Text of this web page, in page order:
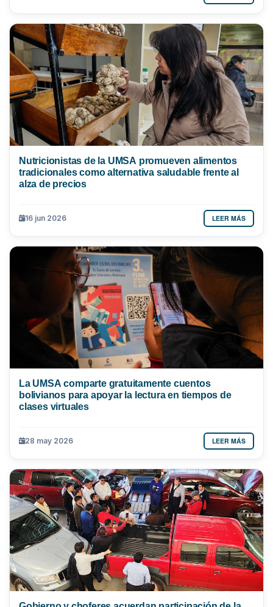
Nutricionistas de la UMSA promueven alimentos
tradicionales como alternativa saludable frente al
alza de precios
16 jun 2026 LEER MÁS
La UMSA comparte gratuitamente cuentos
bolivianos para apoyar la lectura en tiempos de
clases virtuales
28 may 2026 LEER MÁS